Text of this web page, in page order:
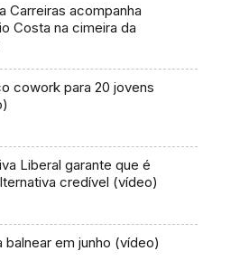
Carreiras acompanha
Costa na cimeira da
cowork para 20 jovens
Liberal garante que é
credível (vídeo)
balnear em junho (vídeo)